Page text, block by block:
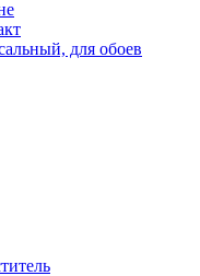
для обоев